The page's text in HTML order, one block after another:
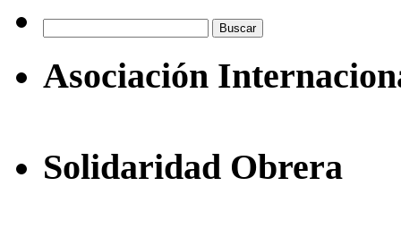
Asociación
Solidaridad Obrera